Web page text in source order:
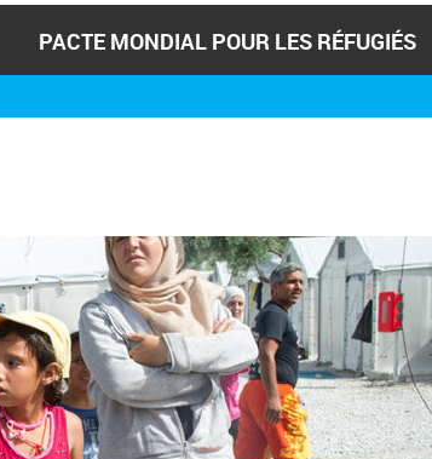
PACTE MONDIAL POUR LES RÉFUGIÉS